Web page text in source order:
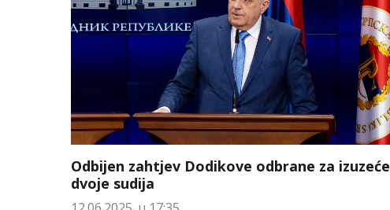
Odbijen zahtjev Dodikove odbrane za izuzeće
dvoje sudija